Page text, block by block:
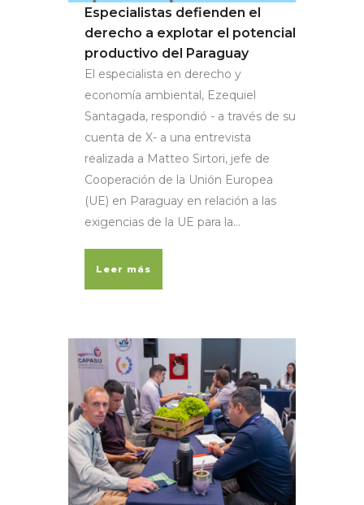
Especialistas defienden el
derecho a explotar el potencial
productivo del Paraguay
El especialista en derecho y
economía ambiental, Ezequiel
Santagada, respondió - a través de su
cuenta de X- a una entrevista
realizada a Matteo Sirtori, jefe de
Cooperación de la Unión Europea
(UE) en Paraguay en relación a las
exigencias de la UE para la...
Leer más